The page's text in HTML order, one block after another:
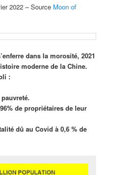
2022 – Source Moon of
dans la morosité, 2021
moderne de la Chine.
:
de propriétaires de leur
dû au Covid à 0,6 % de